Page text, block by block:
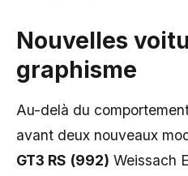
Nouvelles
graphisme
Au-delà du
avant deux nouveaux
GT3 RS (992) Weissach